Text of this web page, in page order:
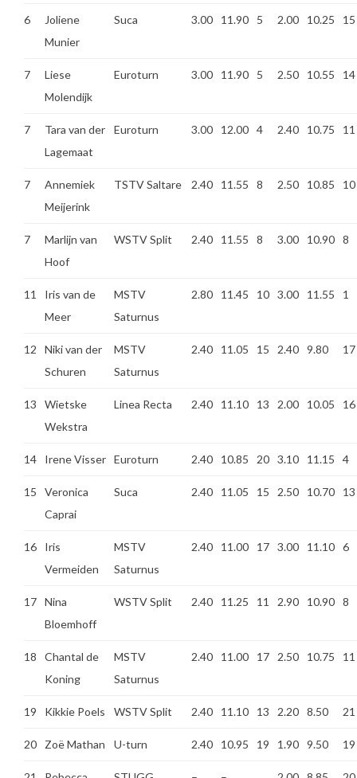
6
Joliene
Munier
Suca 3.00 11.90 5 2.00 10.25 15
7
Liese
Molendijk
Euroturn 3.00 11.90 5 2.50 10.55 14
7
Tara van der
Lagemaat
Euroturn 3.00 12.00 4 2.40 10.75 11
7
Annemiek
Meijerink
TSTV Saltare 2.40 11.55 8 2.50 10.85 10
7
Marlijn van
Hoof
WSTV Split 2.40 11.55 8 3.00 10.90 8
11
Iris van de
Meer
MSTV
Saturnus
2.80 11.45 10 3.00 11.55 1
12
Niki van der
Schuren
MSTV
Saturnus
2.40 11.05 15 2.40 9.80 17
13
Wietske
Wekstra
Linea Recta 2.40 11.10 13 2.00 10.05 16
14 Irene Visser Euroturn 2.40 10.85 20 3.10 11.15 4
15
Veronica
Caprai
Suca 2.40 11.05 15 2.50 10.70 13
16
Iris
Vermeiden
MSTV
Saturnus
2.40 11.00 17 3.00 11.10 6
17 Nina
Bloemhoff
WSTV Split 2.40 11.25 11 2.90 10.90 8
18
Chantal de
Koning
MSTV
Saturnus
2.40 11.00 17 2.50 10.75 11
19 Kikkie Poels WSTV Split 2.40 11.10 13 2.20 8.50 21
20 Zoë Mathan U-turn 2.40 10.95 19 1.90 9.50 19